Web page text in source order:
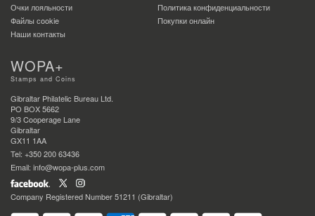
Очки лояльности
Политика конфиденциальности
Файлы сookie
Покупки онлайн
Наши контакты
WOPA+
Stamps and Coins
Gibraltar Philatelic Bureau Ltd.
PO BOX 5662
9/3 Cooperage Lane
Gibraltar
GX11 1AA
Tel: +350 200 63436
Email: info@wopa-plus.com
Company Registered Number 51211 (Gibraltar)